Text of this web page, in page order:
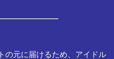
の元に届けるため、アイドル